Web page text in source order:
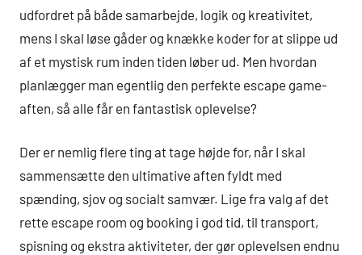
udfordret på både samarbejde, logik og kreativitet,
mens I skal løse gåder og knække koder for at slippe ud
af et mystisk rum inden tiden løber ud. Men hvordan
planlægger man egentlig den perfekte escape game-
aften, så alle får en fantastisk oplevelse?
Der er nemlig flere ting at tage højde for, når I skal
sammensætte den ultimative aften fyldt med
spænding, sjov og socialt samvær. Lige fra valg af det
rette escape room og booking i god tid, til transport,
spisning og ekstra aktiviteter, der gør oplevelsen endnu